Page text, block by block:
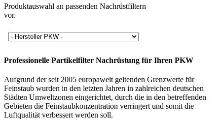
Produktauswahl an passenden Nachrüstfiltern
vor.
Professionelle Partikelfilter Nachrüstung für Ihren PKW
Aufgrund der seit 2005 europaweit geltenden Grenzwerte für
Feinstaub wurden in den letzten Jahren in zahlreichen deutschen
Städten Umweltzonen eingerichtet, durch die in den betreffenden
Gebieten die Feinstaubkonzentration verringert und somit die
Luftqualität verbessert werden soll.